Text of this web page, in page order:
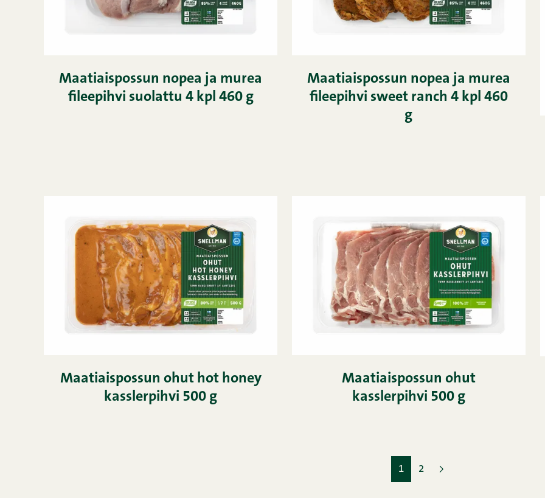
Maatiaispossun nopea ja murea
fileepihvi suolattu 4 kpl 460 g
Maatiaispossun nopea ja murea
fileepihvi sweet ranch 4 kpl 460
g
Maatiaispossun ohut hot honey
kasslerpihvi 500 g
Maatiaispossun ohut
kasslerpihvi 500 g
1 2